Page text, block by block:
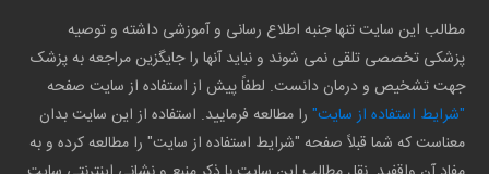
مطالب این سایت تنها جنبه اطلاع رسانی و آموزشی داشته و توصیه
پزشکی تخصصی تلقی نمی شوند و نباید آنها را جایگزین مراجعه به پزشک
جهت تشخیص و درمان دانست. لطفاً پیش از استفاده از سایت صفحه
"شرایط استفاده از سایت" را مطالعه فرمایید. استفاده از این سایت بدان
معناست که شما قبلاً صفحه "شرایط استفاده از سایت" را مطالعه کرده و به